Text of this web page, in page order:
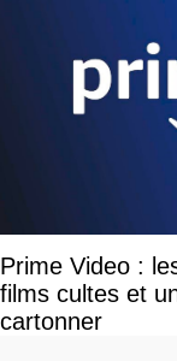
Prime Video :
films cultes et
cartonner